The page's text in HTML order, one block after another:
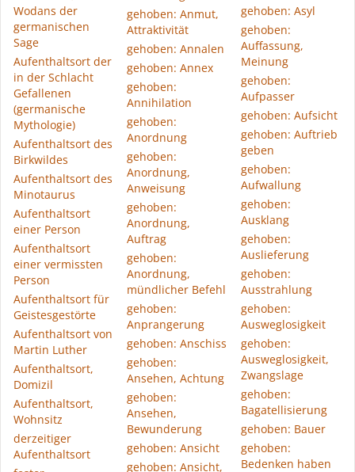
Wodans der
germanischen
Sage
Aufenthaltsort der
in der Schlacht
Gefallenen
(germanische
Mythologie)
Aufenthaltsort des
Birkwildes
Aufenthaltsort des
Minotaurus
Aufenthaltsort
einer Person
Aufenthaltsort
einer vermissten
Person
Aufenthaltsort für
Geistesgestörte
Aufenthaltsort von
Martin Luther
Aufenthaltsort,
Domizil
Aufenthaltsort,
Wohnsitz
derzeitiger
Aufenthaltsort
gehoben: Anmut,
Attraktivität
gehoben: Annalen
gehoben: Annex
gehoben:
Annihilation
gehoben:
Anordnung
gehoben:
Anordnung,
Anweisung
gehoben:
Anordnung,
Auftrag
gehoben:
Anordnung,
mündlicher Befehl
gehoben:
Anprangerung
gehoben: Anschiss
gehoben:
Ansehen, Achtung
gehoben:
Ansehen,
Bewunderung
gehoben: Ansicht
gehoben: Ansicht,
gehoben: Asyl
gehoben:
Auffassung,
Meinung
gehoben:
Aufpasser
gehoben: Aufsicht
gehoben: Auftrieb
geben
gehoben:
Aufwallung
gehoben:
Ausklang
gehoben:
Auslieferung
gehoben:
Ausstrahlung
gehoben:
Ausweglosigkeit
gehoben:
Ausweglosigkeit,
Zwangslage
gehoben:
Bagatellisierung
gehoben: Bauer
gehoben:
Bedenken haben